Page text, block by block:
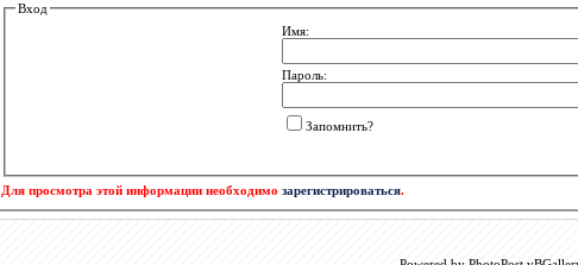
Вход
Имя:
Пароль:
Запомнить?
Для просмотра этой информации необходимо зарегистрироваться.